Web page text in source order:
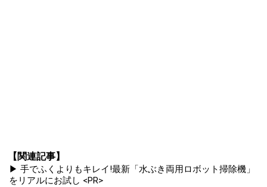
【関連記事】
▶ 手でふくよりもキレイ!最新「水ぶき両用ロボット掃除機」
をリアルにお試し <PR>